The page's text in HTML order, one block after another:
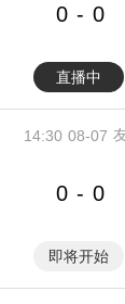
0 - 0
直播中
08-07
14:30
0 - 0
即将开始